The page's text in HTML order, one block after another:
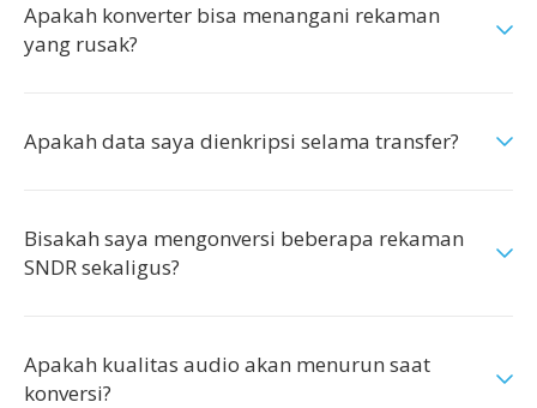
Apakah konverter bisa menangani rekaman
yang rusak?
Apakah data saya dienkripsi selama transfer?
Bisakah saya mengonversi beberapa rekaman
SNDR sekaligus?
Apakah kualitas audio akan menurun saat
konversi?